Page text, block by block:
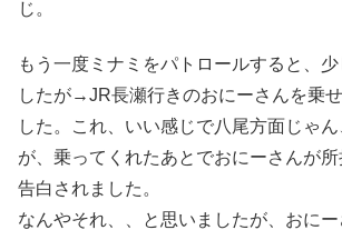
じ。
もう一度ミナミをパトロールすると、
したが→JR長瀬行きのおにーさんを乗
した。これ、いい感じで八尾方面じゃ
が、乗ってくれたあとでおにーさんが
告白されました。
なんやそれ、、と思いましたが、おに